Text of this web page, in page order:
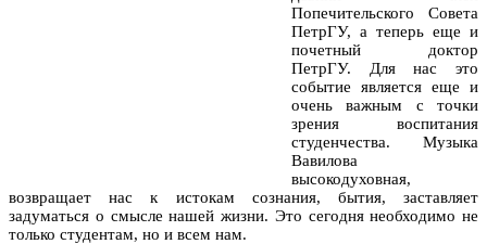
Попечительского Совета
ПетрГУ, а теперь еще и
почетный доктор
ПетрГУ. Для нас это
событие является еще и
очень важным с точки
зрения воспитания
студенчества. Музыка
Вавилова
высокодуховная,
возвращает нас к истокам сознания, бытия, заставляет
задуматься о смысле нашей жизни. Это сегодня необходимо не
только студентам, но и всем нам.